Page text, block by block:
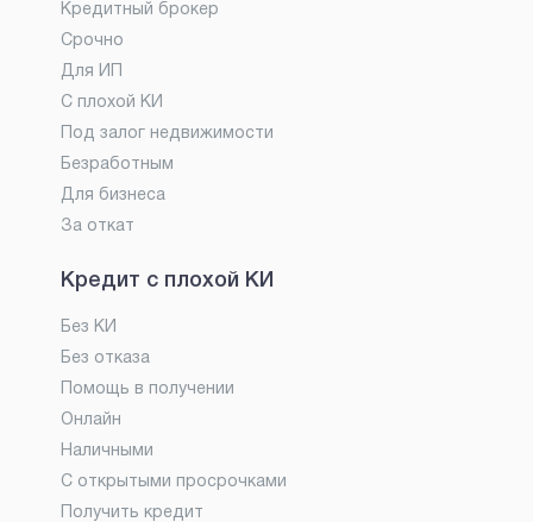
Кредитный брокер
Срочно
Для ИП
С плохой КИ
Под залог недвижимости
Безработным
Для бизнеса
За откат
Кредит с плохой КИ
Без КИ
Без отказа
Помощь в получении
Онлайн
Наличными
С открытыми просрочками
Получить кредит